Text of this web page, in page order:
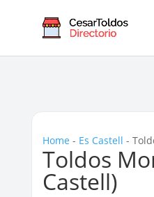
Home - Es Castell -
Toldos
Castell)